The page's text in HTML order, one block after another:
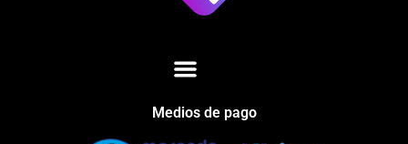
Medios de pago